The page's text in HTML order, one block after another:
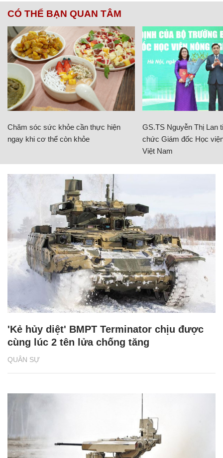
CÓ THỂ BẠN QUAN TÂM
Chăm sóc sức khỏe cần thực hiện
ngay khi cơ thể còn khỏe
GS.TS Nguyễn Thị Lan
chức Giám đốc Học
Việt Nam
QUÂN SỰ
'Kẻ hủy diệt' BMPT Terminator chịu được
cùng lúc 2 tên lửa chống tăng